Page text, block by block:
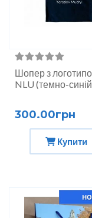
Шопер з
NLU (темно-
300.00грн
Купити